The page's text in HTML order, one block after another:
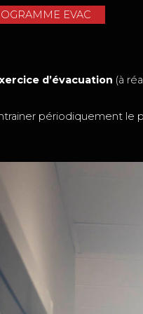
EVAC
d’évacuation (à
périodiquement le